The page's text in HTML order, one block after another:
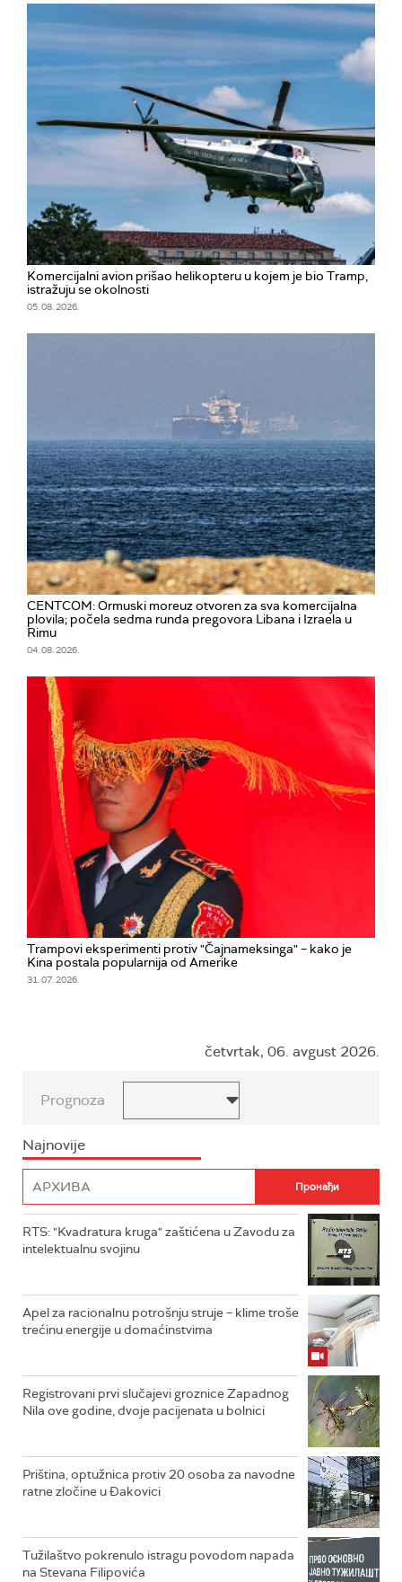
Komercijalni avion prišao helikopteru u kojem je bio Tramp,
istražuju se okolnosti
05. 08. 2026.
CENTCOM: Ormuski moreuz otvoren za sva komercijalna
plovila; počela sedma runda pregovora Libana i Izraela u
Rimu
04. 08. 2026.
Trampovi eksperimenti protiv "Čajnameksinga" – kako je
Kina postala popularnija od Amerike
31. 07. 2026.
četvrtak, 06. avgust 2026.
Prognoza
Najnovije
RTS: "Kvadratura kruga" zaštićena u Zavodu za
intelektualnu svojinu
Apel za racionalnu potrošnju struje – klime troše
trećinu energije u domaćinstvima
Registrovani prvi slučajevi groznice Zapadnog
Nila ove godine, dvoje pacijenata u bolnici
Priština, optužnica protiv 20 osoba za navodne
ratne zločine u Đakovici
Tužilaštvo pokrenulo istragu povodom napada
na Stevana Filipovića